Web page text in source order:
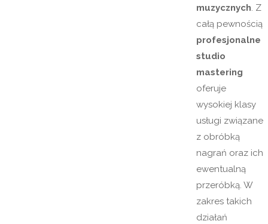
muzycznych. Z
całą pewnością
profesjonalne
studio
mastering
oferuje
wysokiej klasy
usługi związane
z obróbką
nagrań oraz ich
ewentualną
przeróbką. W
zakres takich
działań